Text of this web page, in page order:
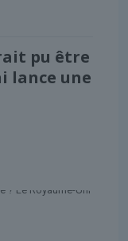
pu être
lance une